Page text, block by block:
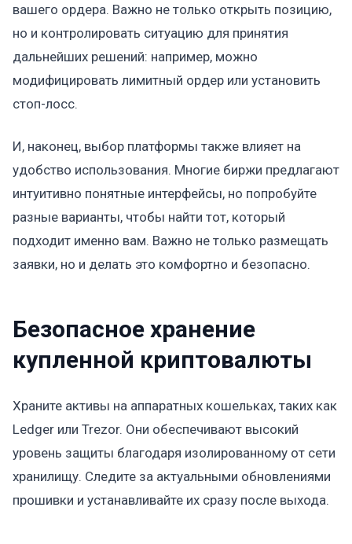
вашего ордера. Важно не только открыть позицию,
но и контролировать ситуацию для принятия
дальнейших решений: например, можно
модифицировать лимитный ордер или установить
стоп-лосс.
И, наконец, выбор платформы также влияет на
удобство использования. Многие биржи предлагают
интуитивно понятные интерфейсы, но попробуйте
разные варианты, чтобы найти тот, который
подходит именно вам. Важно не только размещать
заявки, но и делать это комфортно и безопасно.
Безопасное хранение
купленной криптовалюты
Храните активы на аппаратных кошельках, таких как
Ledger или Trezor. Они обеспечивают высокий
уровень защиты благодаря изолированному от сети
хранилищу. Следите за актуальными обновлениями
прошивки и устанавливайте их сразу после выхода.